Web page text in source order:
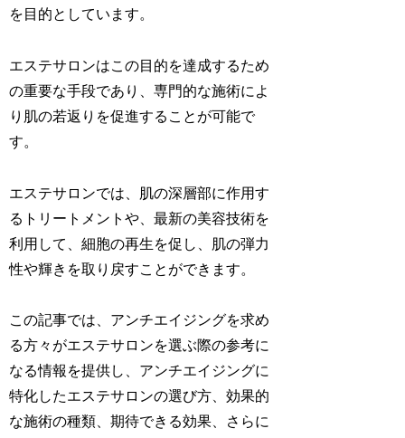
を目的としています。
エステサロンはこの目的を達成するため
の重要な手段であり、専門的な施術によ
り肌の若返りを促進することが可能で
す。
エステサロンでは、肌の深層部に作用す
るトリートメントや、最新の美容技術を
利用して、細胞の再生を促し、肌の弾力
性や輝きを取り戻すことができます。
この記事では、アンチエイジングを求め
る方々がエステサロンを選ぶ際の参考に
なる情報を提供し、アンチエイジングに
特化したエステサロンの選び方、効果的
な施術の種類、期待できる効果、さらに